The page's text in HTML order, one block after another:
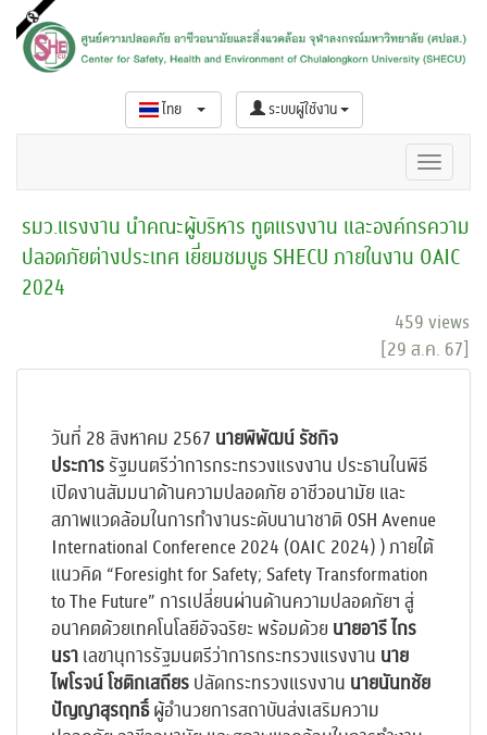
ไทย ระบบผู้ใช้งาน
รมว.แรงงาน นำคณะผู้บริหาร ทูตแรงงาน และองค์กรความ
ปลอดภัยต่างประเทศ เยี่ยมชมบูธ SHECU ภายในงาน OAIC
2024
459 views
[29 ส.ค. 67]
วันที่ 28 สิงหาคม 2567 นายพิพัฒน์ รัชกิจ
ประการ รัฐมนตรีว่าการกระทรวงแรงงาน ประธานในพิธี
เปิดงานสัมมนาด้านความปลอดภัย อาชีวอนามัย และ
สภาพแวดล้อมในการทำงานระดับนานาชาติ OSH Avenue
International Conference 2024 (OAIC 2024) ) ภายใต้
แนวคิด “Foresight for Safety; Safety Transformation
to The Future” การเปลี่ยนผ่านด้านความปลอดภัยฯ สู่
อนาคตด้วยเทคโนโลยีอัจฉริยะ พร้อมด้วย นายอารี ไกร
นรา เลขานุการรัฐมนตรีว่าการกระทรวงแรงงาน นาย
ไพโรจน์ โชติกเสถียร ปลัดกระทรวงแรงงาน นายนันทชัย
ปัญญาสุรฤทธิ์ผู้อำนวยการสถาบันส่งเสริมความ